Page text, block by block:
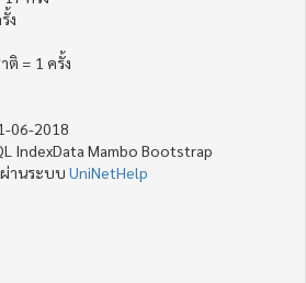
ง
ติ = 1 ครั้ง
06-2018
IndexData Mambo Bootstrap
านระบบ UniNetHelp